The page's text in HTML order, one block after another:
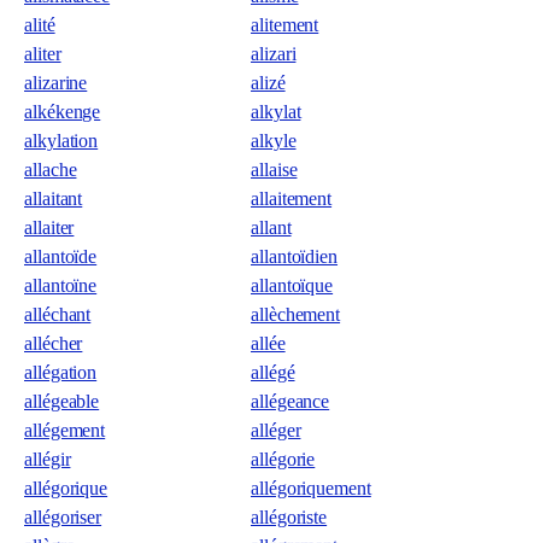
alité
alitement
aliter
alizari
alizarine
alizé
alkékenge
alkylat
alkylation
alkyle
allache
allaise
allaitant
allaitement
allaiter
allant
allantoïde
allantoïdien
allantoïne
allantoïque
alléchant
allèchement
allécher
allée
allégation
allégé
allégeable
allégeance
allégement
alléger
allégir
allégorie
allégorique
allégoriquement
allégoriser
allégoriste